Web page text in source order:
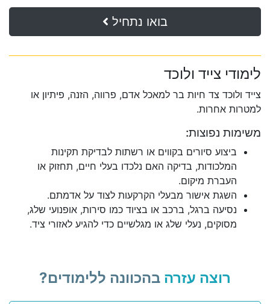
בואו נתחיל
לימודי צייד ולוכד
צייד ולוכד צד חיות בר למאכל אדם, פרווה, הזנה, פיתיון או
למטרות אחרות.
משימות נפוצות:
ביצוע סיורים בקווים או רשתות לבדיקת תקינות
המלכודות, בדיקה האם נלכדו בעלי חיים, תחזוק או
העברת מיקום.
השגת אישור מבעלי הקרקעות לצוד על אדמתם.
נסיעה ברגל, ברכב או בציוד כמו סירות, אופנועי שלג,
מסוקים, נעלי שלג או מגלשיים כדי להגיע לאזורי ציד.
רוצה עזרה בהכוונה ללימודים?